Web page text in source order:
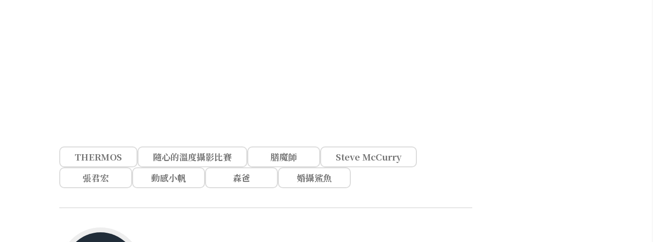
THERMOS 隨心的溫度攝影比賽 膳魔師
Steve McCurry
張君宏
動感小帆 森爸 婚攝鯊魚